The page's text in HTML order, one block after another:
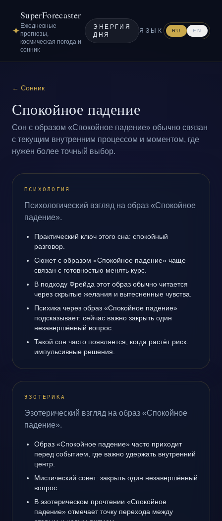
✦
SuperForecaster
Ежедневные
прогнозы,
космическая погода и
сонник
ЭНЕРГИЯ
ДНЯ
ЯЗЫК RU EN
← Сонник
Спокойное падение
Сон с образом «Спокойное падение» обычно связан
с текущим внутренним процессом и моментом, где
нужен более точный выбор.
ПСИХОЛОГИЯ
Психологический взгляд на образ «Спокойное
падение».
Практический ключ этого сна: спокойный
разговор.
Сюжет с образом «Спокойное падение» чаще
связан с готовностью менять курс.
В подходу Фрейда этот образ обычно читается
через скрытые желания и вытесненные чувства.
Психика через образ «Спокойное падение»
подсказывает: сейчас важно закрыть один
незавершённый вопрос.
Такой сон часто появляется, когда растёт риск:
импульсивные решения.
ЭЗОТЕРИКА
Эзотерический взгляд на образ «Спокойное
падение».
Образ «Спокойное падение» часто приходит
перед событием, где важно удержать внутренний
центр.
Мистический совет: закрыть один незавершённый
вопрос.
В эзотерическом прочтении «Спокойное
падение» отмечает точку перехода между